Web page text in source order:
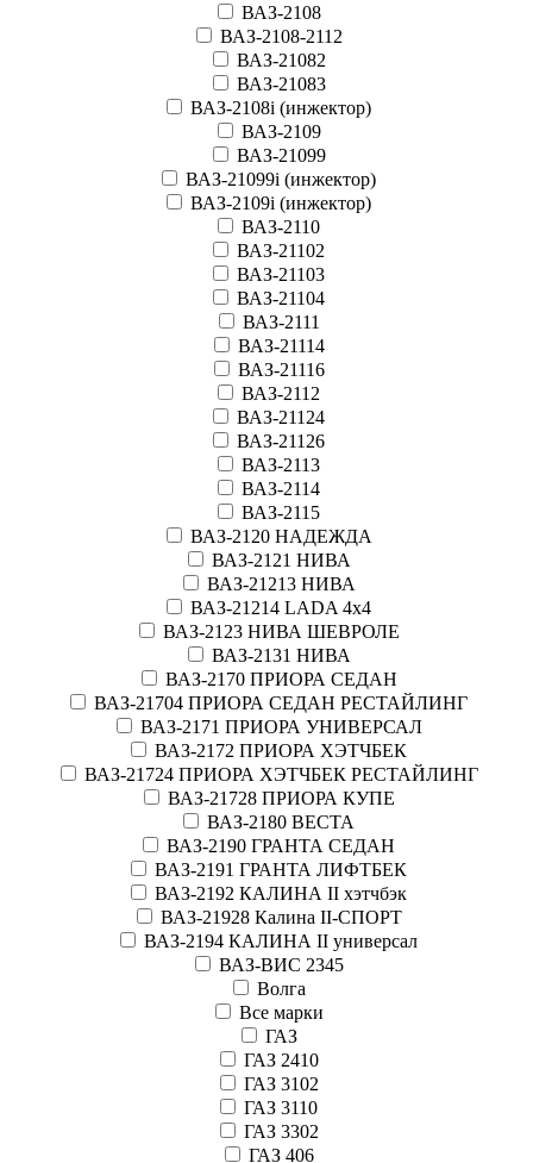
ВАЗ-2108
ВАЗ-2108-2112
ВАЗ-21082
ВАЗ-21083
ВАЗ-2108i (инжектор)
ВАЗ-2109
ВАЗ-21099
ВАЗ-21099i (инжектор)
ВАЗ-2109i (инжектор)
ВАЗ-2110
ВАЗ-21102
ВАЗ-21103
ВАЗ-21104
ВАЗ-2111
ВАЗ-21114
ВАЗ-21116
ВАЗ-2112
ВАЗ-21124
ВАЗ-21126
ВАЗ-2113
ВАЗ-2114
ВАЗ-2115
ВАЗ-2120 НАДЕЖДА
ВАЗ-2121 НИВА
ВАЗ-21213 НИВА
ВАЗ-21214 LADA 4х4
ВАЗ-2123 НИВА ШЕВРОЛЕ
ВАЗ-2131 НИВА
ВАЗ-2170 ПРИОРА СЕДАН
ВАЗ-21704 ПРИОРА СЕДАН РЕСТАЙЛИНГ
ВАЗ-2171 ПРИОРА УНИВЕРСАЛ
ВАЗ-2172 ПРИОРА ХЭТЧБЕК
ВАЗ-21724 ПРИОРА ХЭТЧБЕК РЕСТАЙЛИНГ
ВАЗ-21728 ПРИОРА КУПЕ
ВАЗ-2180 ВЕСТА
ВАЗ-2190 ГРАНТА СЕДАН
ВАЗ-2191 ГРАНТА ЛИФТБЕК
ВАЗ-2192 КАЛИНА II хэтчбэк
ВАЗ-21928 Калина II-СПОРТ
ВАЗ-2194 КАЛИНА II универсал
ВАЗ-ВИС 2345
Волга
Все марки
ГАЗ
ГАЗ 2410
ГАЗ 3102
ГАЗ 3110
ГАЗ 3302
ГАЗ 406